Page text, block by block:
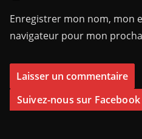
Enregistrer mon nom, mon
navigateur pour mon
Suivez-nous sur Facebook